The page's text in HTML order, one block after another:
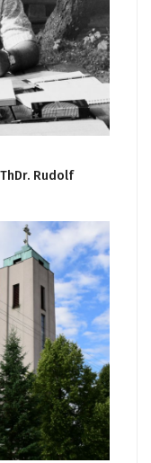
Rudolf